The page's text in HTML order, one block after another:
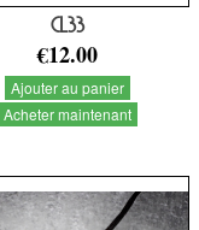
CL33
€12.00
Ajouter au panier
Acheter maintenant